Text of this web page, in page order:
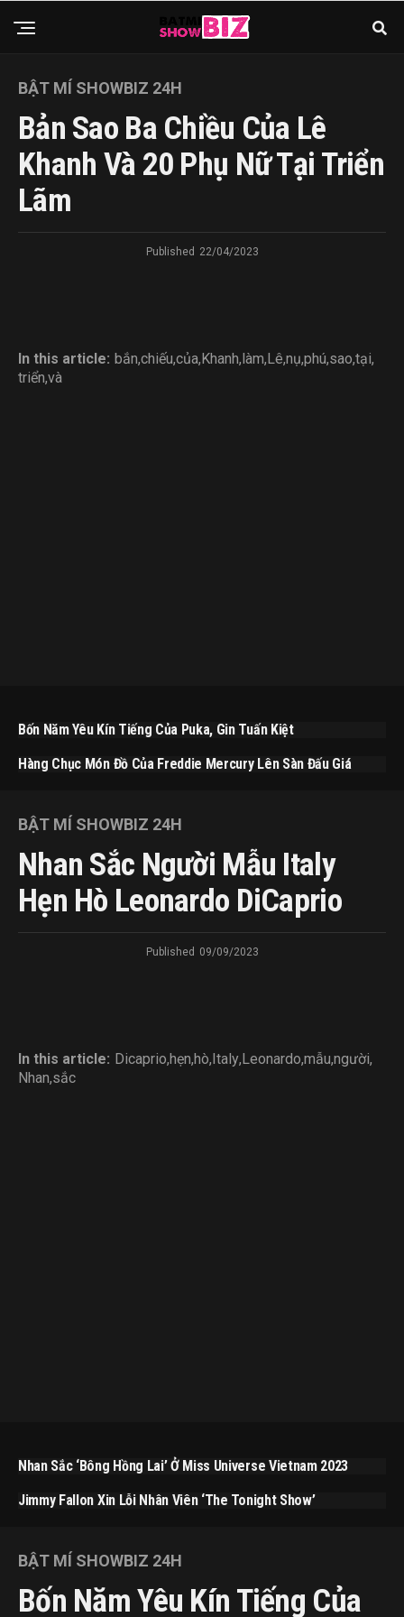
BẬT MÍ SHOWBIZ 24H
Bản Sao Ba Chiều Của Lê
Khanh Và 20 Phụ Nữ Tại Triển
Lãm
Published 22/04/2023
In this article: bắn,chiếu,của,Khanh,làm,Lê,nụ,phú,sao,tại,
triển,và
Bốn Năm Yêu Kín Tiếng Của Puka, Gin Tuấn Kiệt
Hàng Chục Món Đồ Của Freddie Mercury Lên Sàn Đấu Giá
BẬT MÍ SHOWBIZ 24H
Nhan Sắc Người Mẫu Italy
Hẹn Hò Leonardo DiCaprio
Published 09/09/2023
In this article: Dicaprio,hẹn,hò,Italy,Leonardo,mẫu,người,
Nhan,sắc
Nhan Sắc ‘bông Hồng Lai’ Ở Miss Universe Vietnam 2023
Jimmy Fallon Xin Lỗi Nhân Viên ‘The Tonight Show’
BẬT MÍ SHOWBIZ 24H
Bốn Năm Yêu Kín Tiếng Của